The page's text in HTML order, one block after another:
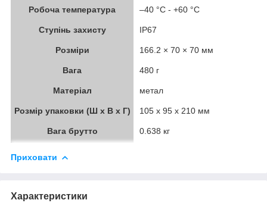
Робоча температура –40 °C - +60 °C
Ступінь захисту IP67
Розміри 166.2 × 70 × 70 мм
Вага 480 г
Матеріал метал
Розмір упаковки (Ш х В х Г) 105 x 95 x 210 мм
Вага брутто 0.638 кг
Приховати
Характеристики